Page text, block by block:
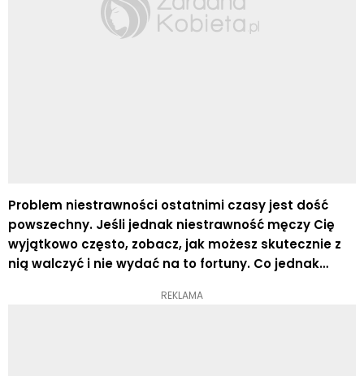
Problem niestrawności ostatnimi czasy jest dość
powszechny. Jeśli jednak niestrawność męczy Cię
wyjątkowo często, zobacz, jak możesz skutecznie z
nią walczyć i nie wydać na to fortuny. Co jednak
korzystne dla naszego organizmu! Pamiętaj, że
REKLAMA